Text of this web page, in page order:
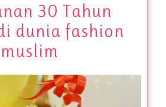
30 Tahun
dunia fashion
muslim